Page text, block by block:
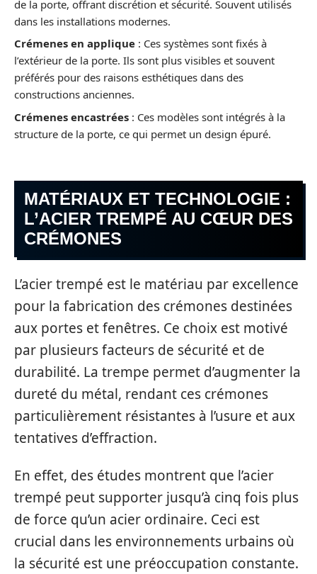
de la porte, offrant discrétion et sécurité. Souvent utilisés
dans les installations modernes.
Crémenes en applique : Ces systèmes sont fixés à
l’extérieur de la porte. Ils sont plus visibles et souvent
préférés pour des raisons esthétiques dans des
constructions anciennes.
Crémenes encastrées : Ces modèles sont intégrés à la
structure de la porte, ce qui permet un design épuré.
MATÉRIAUX ET TECHNOLOGIE :
L’ACIER TREMPÉ AU CŒUR DES
CRÉMONES
L’acier trempé est le matériau par excellence
pour la fabrication des crémones destinées
aux portes et fenêtres. Ce choix est motivé
par plusieurs facteurs de sécurité et de
durabilité. La trempe permet d’augmenter la
dureté du métal, rendant ces crémones
particulièrement résistantes à l’usure et aux
tentatives d’effraction.
En effet, des études montrent que l’acier
trempé peut supporter jusqu’à cinq fois plus
de force qu’un acier ordinaire. Ceci est
crucial dans les environnements urbains où
la sécurité est une préoccupation constante.